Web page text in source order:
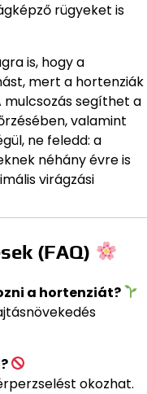
rügyeket is
is, hogy a
mert a hortenziák
mulcsozás segíthet a
valamint
ne feledd: a
néhány évre is
virágzási
(FAQ)
a hortenziát?
okozhat.